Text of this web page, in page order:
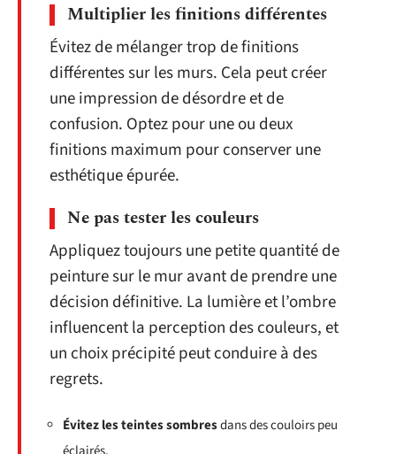
Multiplier les finitions différentes
Évitez de mélanger trop de finitions
différentes sur les murs. Cela peut créer
une impression de désordre et de
confusion. Optez pour une ou deux
finitions maximum pour conserver une
esthétique épurée.
Ne pas tester les couleurs
Appliquez toujours une petite quantité de
peinture sur le mur avant de prendre une
décision définitive. La lumière et l’ombre
influencent la perception des couleurs, et
un choix précipité peut conduire à des
regrets.
Évitez les teintes sombresdans des couloirs peu